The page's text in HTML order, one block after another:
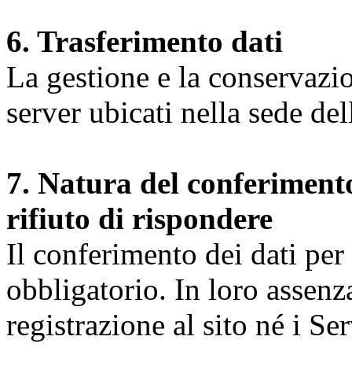
6. Trasferimento dati
La gestione e la
server ubicati nella sede
7. Natura del
rifiuto di rispondere
Il conferimento dei dati
obbligatorio. In loro
registrazione al sito né i